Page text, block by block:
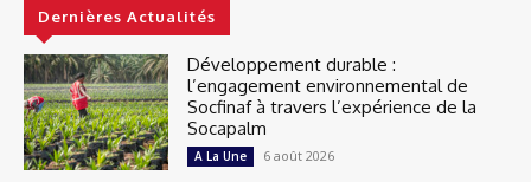
Dernières Actualités
Développement durable :
l’engagement environnemental de
Socfinaf à travers l’expérience de la
Socapalm
A La Une 6 août 2026